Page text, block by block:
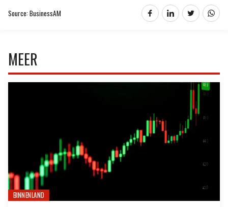
Source: BusinessAM
MEER
BINNENLAND